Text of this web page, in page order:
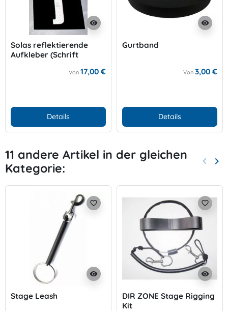
visibility
Solas reflektierende
Aufkleber (Schrift
Von 17,00 €
Details
visibility
Gurtband
Von 3,00 €
Details
11 andere Artikel in der gleichen
Kategorie:
Zurück
keyboard_arrow_left keyboard_arrow_right
visibility
favorite_border
Stage Leash
visibility
favorite_border
DIR ZONE Stage Rigging
Kit